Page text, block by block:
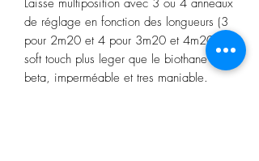
de réglage en fonction des longueurs (3
pour 2m20 et 4 pour 3m20 et 4m20) En
soft touch plus leger que le biothane
beta, imperméable et tres maniable.